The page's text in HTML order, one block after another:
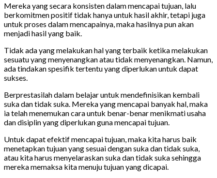
Mereka yang secara konsisten dalam mencapai tujuan, lalu
berkomitmen positif tidak hanya untuk hasil akhir, tetapi juga
untuk proses dalam mencapainya, maka hasilnya pun akan
menjadi hasil yang baik.
Tidak ada yang melakukan hal yang terbaik ketika melakukan
sesuatu yang menyenangkan atau tidak menyenangkan. Namun,
ada tindakan spesifik tertentu yang diperlukan untuk dapat
sukses.
Berprestasilah dalam belajar untuk mendefinisikan kembali
suka dan tidak suka. Mereka yang mencapai banyak hal, maka
ia telah menemukan cara untuk benar-benar menikmati usaha
dan disiplin yang diperlukan guna mencapai tujuan.
Untuk dapat efektif mencapai tujuan, maka kita harus baik
menetapkan tujuan yang sesuai dengan suka dan tidak suka,
atau kita harus menyelaraskan suka dan tidak suka sehingga
mereka memaksa kita menuju tujuan yang dicapai.